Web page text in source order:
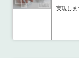
実現しま